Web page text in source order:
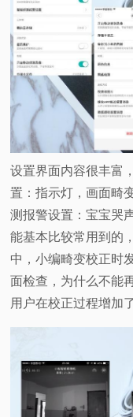
设置界面内容很丰富
置：指示灯，画面畸
测报警设置：宝宝哭
能基本比较常用到的
中，小编畸变校正时
面检查，为什么不能
用户在校正过程增加